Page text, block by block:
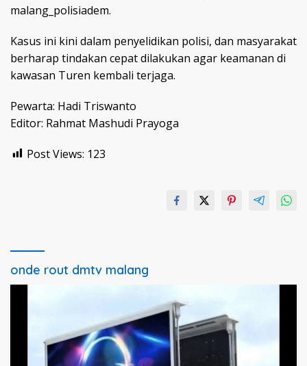
malang_polisiadem.
Kasus ini kini dalam penyelidikan polisi, dan masyarakat
berharap tindakan cepat dilakukan agar keamanan di
kawasan Turen kembali terjaga.
Pewarta: Hadi Triswanto
Editor: Rahmat Mashudi Prayoga
Post Views: 123
onde rout dmtv malang